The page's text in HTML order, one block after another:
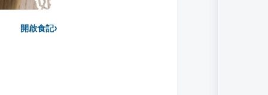
開啟食記›